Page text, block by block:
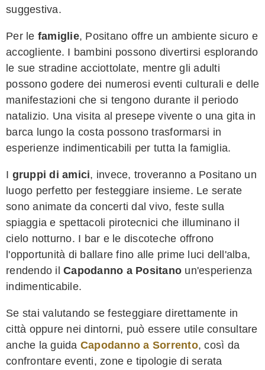
suggestiva.
Per le famiglie, Positano offre un ambiente sicuro e
accogliente. I bambini possono divertirsi esplorando
le sue stradine acciottolate, mentre gli adulti
possono godere dei numerosi eventi culturali e delle
manifestazioni che si tengono durante il periodo
natalizio. Una visita al presepe vivente o una gita in
barca lungo la costa possono trasformarsi in
esperienze indimenticabili per tutta la famiglia.
I gruppi di amici, invece, troveranno a Positano un
luogo perfetto per festeggiare insieme. Le serate
sono animate da concerti dal vivo, feste sulla
spiaggia e spettacoli pirotecnici che illuminano il
cielo notturno. I bar e le discoteche offrono
l'opportunità di ballare fino alle prime luci dell'alba,
rendendo il Capodanno a Positano un'esperienza
indimenticabile.
Se stai valutando se festeggiare direttamente in
città oppure nei dintorni, può essere utile consultare
anche la guida Capodanno a Sorrento, così da
confrontare eventi, zone e tipologie di serata